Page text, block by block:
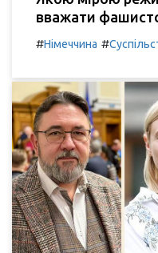
вважати
#Німеччина #